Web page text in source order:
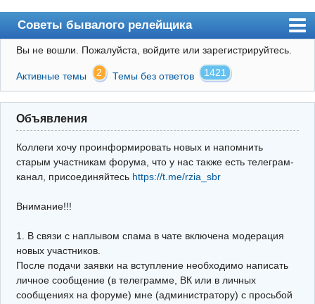
Советы бывалого релейщика
Форум
Правила
Поиск
Регистрация
Архив
Почта
Поиск релейщика
Видео РЗиА
Фотохостинг
Вы не вошли. Пожалуйста, войдите или зарегистрируйтесь.
Активные темы 2 Темы без ответов 1421
Объявления
Коллеги хочу проинформировать новых и напомнить
старым участникам форума, что у нас также есть телеграм-
канал, присоединяйтесь https://t.me/rzia_sbr
Внимание!!!
1. В связи с наплывом спама в чате включена модерация
новых участников.
После подачи заявки на вступление необходимо написать
личное сообщение (в телеграмме, ВК или в личных
сообщениях на форуме) мне (администратору) с просьбой